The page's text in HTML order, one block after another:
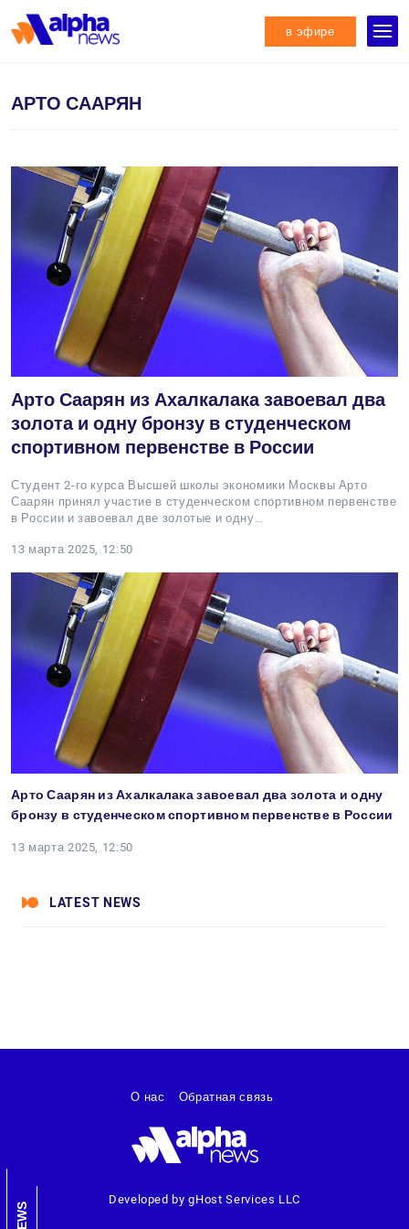
в эфире
АРТО СААРЯН
Арто Саарян из Ахалкалака завоевал два
золота и одну бронзу в студенческом
спортивном первенстве в России
Студент 2-го курса Высшей школы экономики Москвы Арто
Саарян принял участие в студенческом спортивном первенстве
в России и завоевал две золотые и одну…
13 марта 2025, 12:50
Арто Саарян из Ахалкалака завоевал два золота и одну
бронзу в студенческом спортивном первенстве в России
13 марта 2025, 12:50
LATEST NEWS
NEWS
Developed by gHost Services LLC
О нас Обратная связь